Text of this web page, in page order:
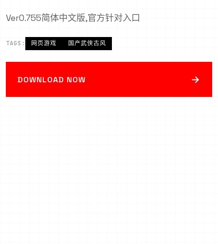
Ver0.755简体中文版,官方针对入口
TAGS: 网页游戏 国产武侠古风
DOWNLOAD NOW →